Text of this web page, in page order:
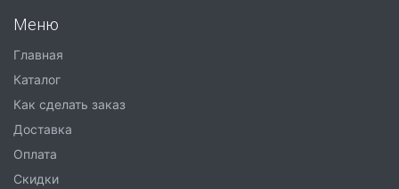
Меню
Главная
Каталог
Как сделать заказ
Доставка
Оплата
Скидки